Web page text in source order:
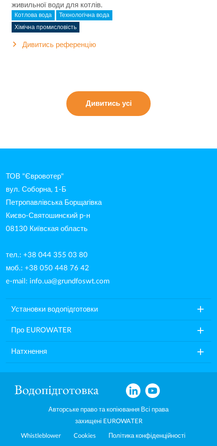
живильної води для котлів.
Котлова вода Технологічна вода
Хімічна промисловість
Дивитись референцію
Дивитись усі
ТОВ "Євровотер"
вул. Соборна, 1-Б
Петропавлівська Борщагівка
Києво-Святошинский р-н
08130 Київская область
тел.: +38 044 355 03 80
моб.: +38 050 448 76 42
e-mail: info.ua@grundfoswt.com
Установки водопідготовки add
Про EUROWATER add
Натхнення add
Авторське право та копіювання Всі права
захищені EUROWATER
Whistleblower Cookies Політика конфіденційності